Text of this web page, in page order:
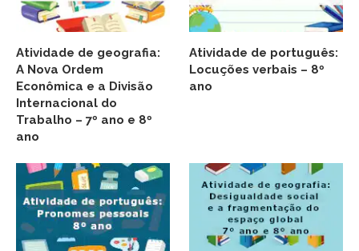
Atividade de geografia:
A Nova Ordem
Econômica e a Divisão
Internacional do
Trabalho – 7º ano e 8º
ano
Atividade de português:
Locuções verbais – 8º
ano